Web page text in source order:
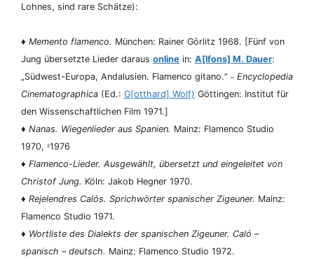
Lohnes, sind rare Schätze):
♦ Memento flamenco. München: Rainer Görlitz 1968. [Fünf von
Jung übersetzte Lieder daraus online in: A[lfons] M. Dauer:
„Südwest-Europa, Andalusien. Flamenco gitano.“ – Encyclopedia
Cinematographica (Ed.: G[otthard] Wolf) Göttingen: Institut für
den Wissenschaftlichen Film 1971.]
♦ Nanas. Wiegenlieder aus Spanien. Mainz: Flamenco Studio
1970, ²1976
♦ Flamenco-Lieder. Ausgewählt, übersetzt und eingeleitet von
Christof Jung. Köln: Jakob Hegner 1970.
♦ Rejelendres Calós. Sprichwörter spanischer Zigeuner. Mainz:
Flamenco Studio 1971.
♦ Wortliste des Dialekts der spanischen Zigeuner. Caló –
spanisch – deutsch. Mainz: Flamenco Studio 1972.